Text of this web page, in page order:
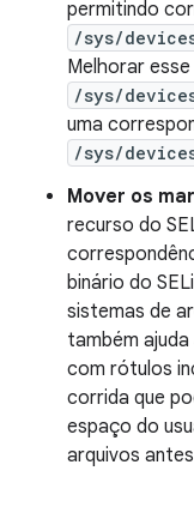
permitindo
/sys/
Melhorar
/sys/
uma
/sys/
Mover os
recurso do
binário do
sistemas de
também
com rótulos
corrida que
espaço do
arquivos